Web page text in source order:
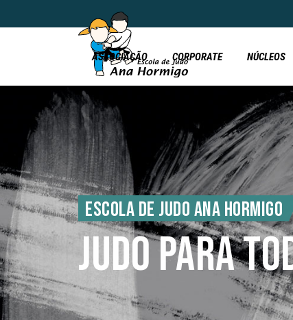
ASSOCIAÇÃO CORPORATE NÚCLEOS
ESCOLA DE JUDO ANA HORMIGO
JUDO PARA